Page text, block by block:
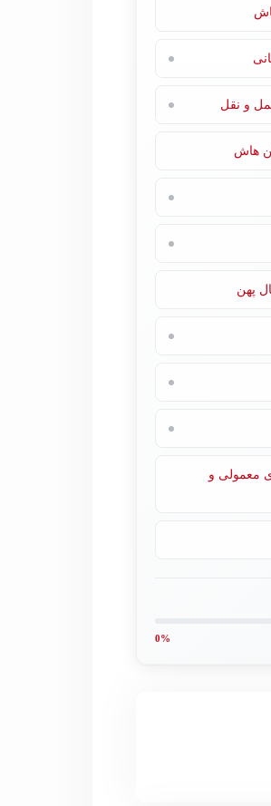
و نقل
هاش
پهن
معمولی و
0%